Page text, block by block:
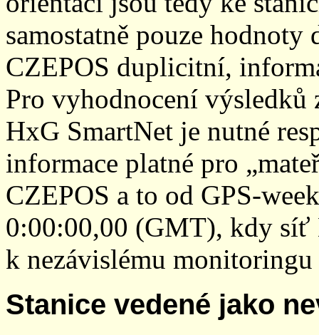
samostatně pouze
CZEPOS duplicitní,
Pro vyhodnocení
HxG SmartNet je nutné
informace platné pro
CZEPOS a to od GPS-
0:00:00,00 (GMT), kdy síť
k nezávislému
Stanice vedené jako